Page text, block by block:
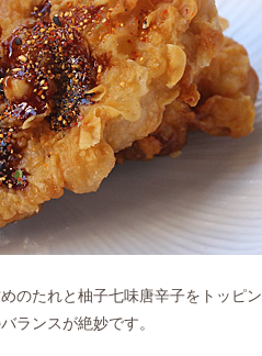
のたれと柚子七味唐辛子をトッピン
ランスが絶妙です。